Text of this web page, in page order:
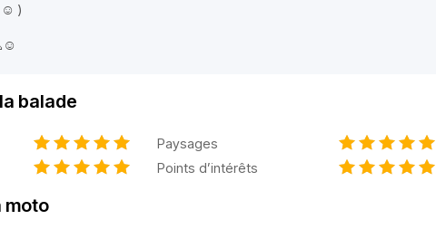
☺️ )
balade
Paysages
Points d’intérêts
moto